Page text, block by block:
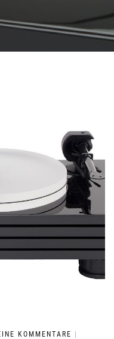
KOMMENTARE |